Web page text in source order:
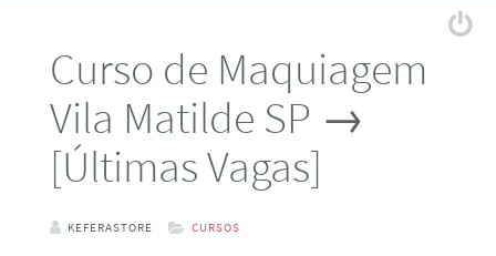
Curso de Maquiagem
Vila Matilde SP →
[Últimas Vagas]
KEFERASTORE CURSOS